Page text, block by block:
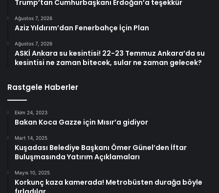
Trump’tan Cumhurbaşkanı Erdoğan’a teşekkür
Ağustos 7, 2026
Aziz Yıldırım’dan Fenerbahçe İçin Plan
Ağustos 7, 2026
ASKİ Ankara su kesintisi! 22-23 Temmuz Ankara’da su
kesintisi ne zaman bitecek, sular ne zaman gelecek?
Rastgele Haberler
Ekim 24, 2023
Bakan Koca Gazze için Mısır’a gidiyor
Mart 14, 2025
Kuşadası Belediye Başkanı Ömer Günel’den İftar
Buluşmasında Yatırım Açıklamaları
Mayıs 10, 2025
Korkunç kaza kamerada! Metrobüsten durağa böyle